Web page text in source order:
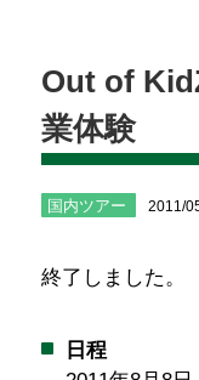
Out of
業体験
国内ツアー 2011/
終了しました。
日程